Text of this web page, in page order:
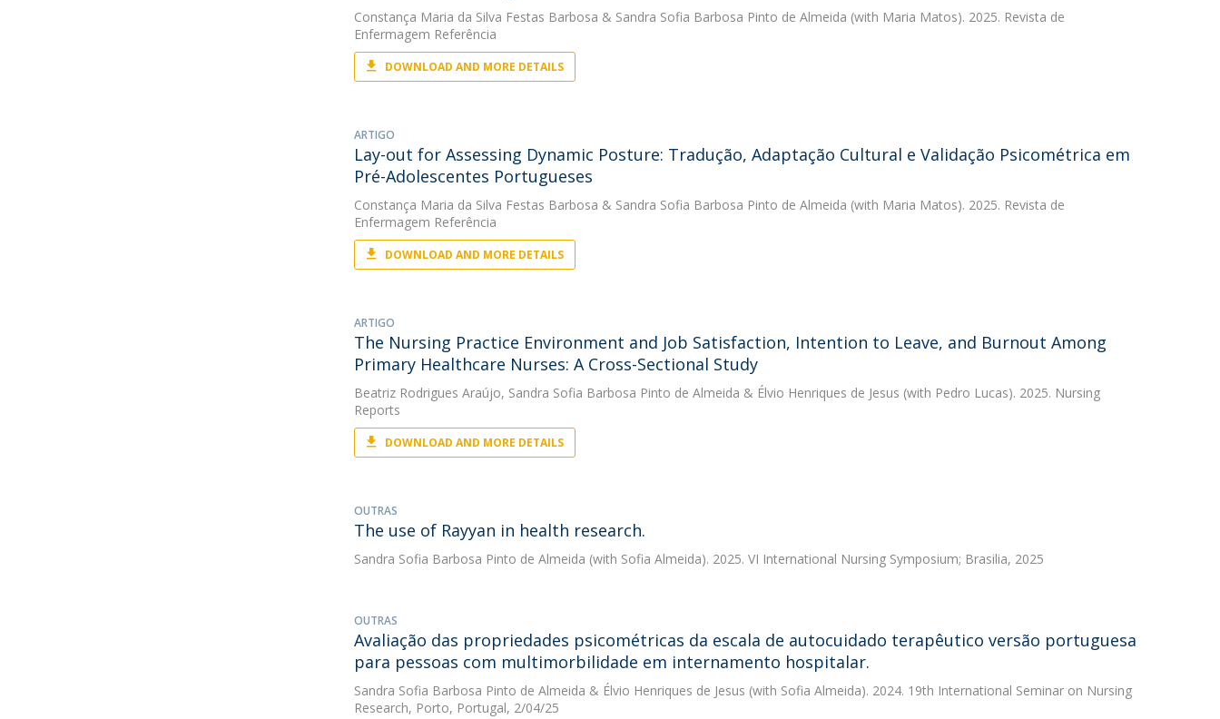
Constança Maria da Silva Festas Barbosa & Sandra Sofia Barbosa Pinto de Almeida (with Maria Matos). 2025. Revista de
Enfermagem Referência
DOWNLOAD AND MORE DETAILS
ARTIGO
Lay-out for Assessing Dynamic Posture: Tradução, Adaptação Cultural e Validação Psicométrica em
Pré-Adolescentes Portugueses
Constança Maria da Silva Festas Barbosa & Sandra Sofia Barbosa Pinto de Almeida (with Maria Matos). 2025. Revista de
Enfermagem Referência
DOWNLOAD AND MORE DETAILS
ARTIGO
The Nursing Practice Environment and Job Satisfaction, Intention to Leave, and Burnout Among
Primary Healthcare Nurses: A Cross-Sectional Study
Beatriz Rodrigues Araújo, Sandra Sofia Barbosa Pinto de Almeida & Élvio Henriques de Jesus (with Pedro Lucas). 2025. Nursing
Reports
DOWNLOAD AND MORE DETAILS
OUTRAS
The use of Rayyan in health research.
Sandra Sofia Barbosa Pinto de Almeida (with Sofia Almeida). 2025. VI International Nursing Symposium; Brasilia, 2025
OUTRAS
Avaliação das propriedades psicométricas da escala de autocuidado terapêutico versão portuguesa
para pessoas com multimorbilidade em internamento hospitalar.
Sandra Sofia Barbosa Pinto de Almeida & Élvio Henriques de Jesus (with Sofia Almeida). 2024. 19th International Seminar on Nursing
Research, Porto, Portugal, 2/04/25